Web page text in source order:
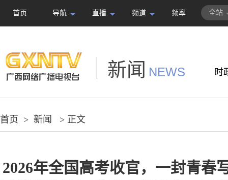
首页 导航 直播 频道 频率 全站
新闻 NEWS 时
首页 > 新闻 > 正文
2026年全国高考收官，一封青春